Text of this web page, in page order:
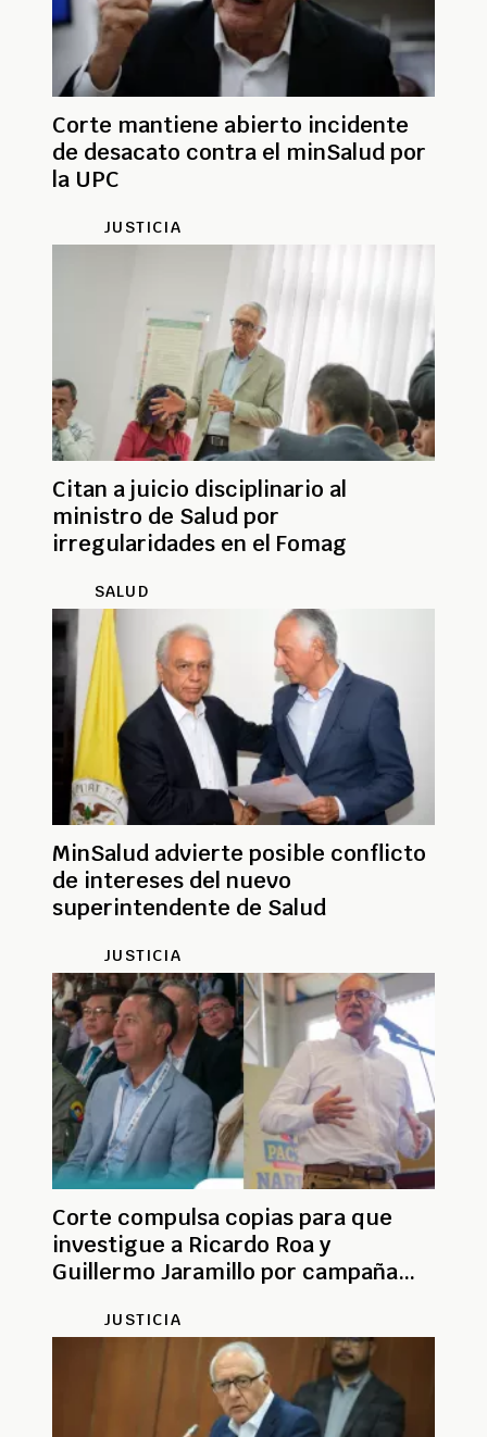
Corte mantiene abierto incidente
de desacato contra el minSalud por
la UPC
JUSTICIA
Citan a juicio disciplinario al
ministro de Salud por
irregularidades en el Fomag
SALUD
MinSalud advierte posible conflicto
de intereses del nuevo
superintendente de Salud
JUSTICIA
Corte compulsa copias para que
investigue a Ricardo Roa y
Guillermo Jaramillo por campaña
JUSTICIA